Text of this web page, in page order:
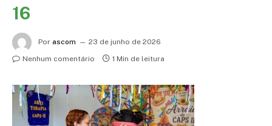
16
Por ascom
23 de junho de 2026
Nenhum comentário
1 Min de leitura